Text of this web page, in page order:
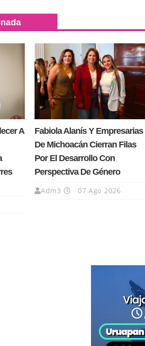
A
Fabiola Alanís Y Empresarias
De Michoacán Cierran Filas
Por El Desarrollo Con
Perspectiva De Género
Adm3 07 Ago 2026